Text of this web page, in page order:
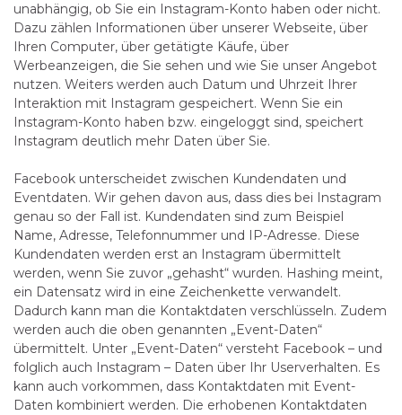
unabhängig, ob Sie ein Instagram-Konto haben oder nicht.
Dazu zählen Informationen über unserer Webseite, über
Ihren Computer, über getätigte Käufe, über
Werbeanzeigen, die Sie sehen und wie Sie unser Angebot
nutzen. Weiters werden auch Datum und Uhrzeit Ihrer
Interaktion mit Instagram gespeichert. Wenn Sie ein
Instagram-Konto haben bzw. eingeloggt sind, speichert
Instagram deutlich mehr Daten über Sie.
Facebook unterscheidet zwischen Kundendaten und
Eventdaten. Wir gehen davon aus, dass dies bei Instagram
genau so der Fall ist. Kundendaten sind zum Beispiel
Name, Adresse, Telefonnummer und IP-Adresse. Diese
Kundendaten werden erst an Instagram übermittelt
werden, wenn Sie zuvor „gehasht“ wurden. Hashing meint,
ein Datensatz wird in eine Zeichenkette verwandelt.
Dadurch kann man die Kontaktdaten verschlüsseln. Zudem
werden auch die oben genannten „Event-Daten“
übermittelt. Unter „Event-Daten“ versteht Facebook – und
folglich auch Instagram – Daten über Ihr Userverhalten. Es
kann auch vorkommen, dass Kontaktdaten mit Event-
Daten kombiniert werden. Die erhobenen Kontaktdaten